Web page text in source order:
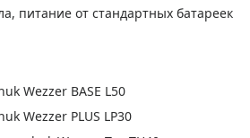
питание от стандартных батареек
Wezzer BASE L50
Wezzer PLUS LP30